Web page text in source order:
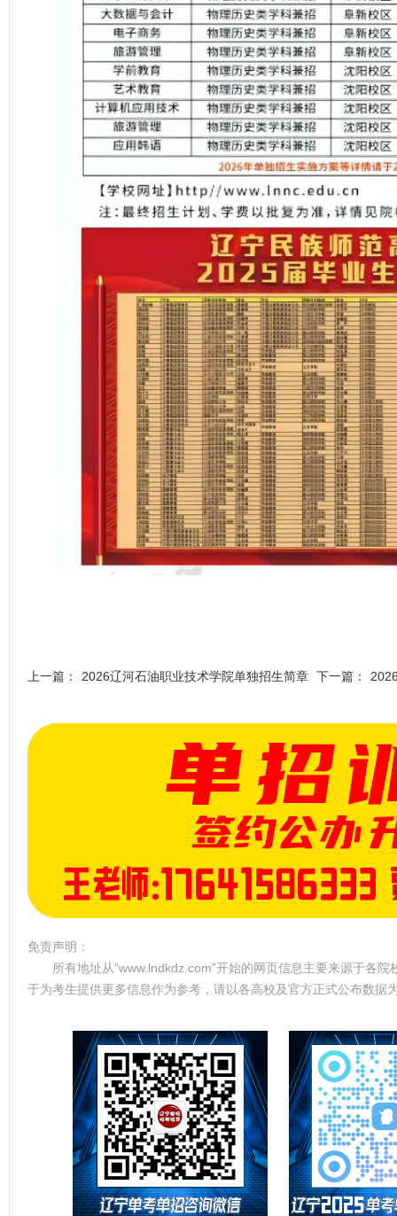
上一篇： 2026辽河石油职业技术学院单独招生简章 下一篇：
免责声明：
所有地址从“www.lndkdz.com”开始的网页信息主要来源于各院
于为考生提供更多信息作为参考，请以各高校及官方正式公布数